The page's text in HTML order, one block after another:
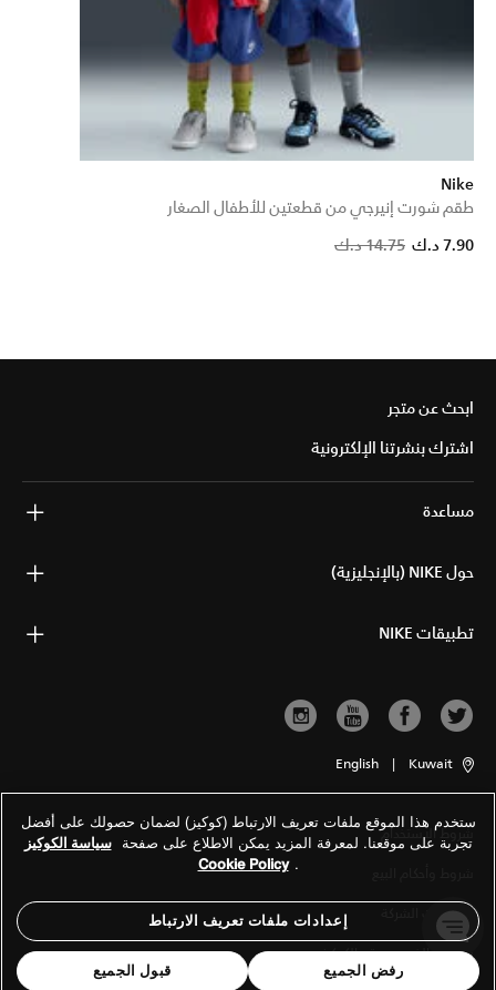
Nike
طقم شورت إنيرجي من قطعتين للأطفال الصغار
Price reduced from
14.75 د.كto 7.90 د.ك
ابحث عن متجر
اشترك بنشرتنا الإلكترونية
مساعدة
حول NIKE (بالإنجليزية)
تطبيقات NIKE
Kuwait
|
English
شروط الاستخدام
معلومات الشركة
سياسة الخصوصية والكوكيز
ستخدم هذا الموقع ملفات تعريف الارتباط (كوكيز) لضمان حصولك على أفضل
تجربة على موقعنا. لمعرفة المزيد يمكن الاطلاع على صفحة سياسة الكوكيز
.
Cookie Policy
إعدادات ملفات تعريف الارتباط
رفض الجميع قبول الجميع